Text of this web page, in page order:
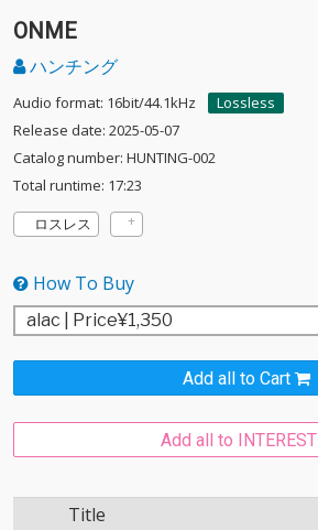
ONME
ハンチング
Audio format: 16bit/44.1kHz
Lossless
Release date: 2025-05-07
Catalog number: HUNTING-002
Total runtime: 17:23
ロスレス
How To Buy
Add all to Cart
Add all to INTEREST
Title